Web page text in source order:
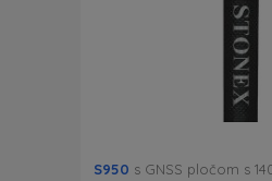
S950 s GNSS pločom s